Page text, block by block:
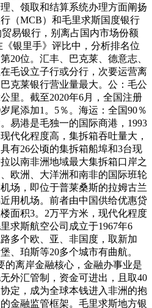
、领取和结算系统办理方面阐扬
（MCB）和毛里求斯国度银行
贸易银行，别离占国内市场份额
银里手》评比中，分析排名位
20位。汇丰、巴克莱、德意志、
毛设立子行或分行，次要运营离
克莱银行营业量最大。公：毛公
里。截至2020年6月，全国注册
尾添加1。5％。海运：全国90％
易港是毛独一的国际商港，1993
代化程度高，集拆箱吞吐量大，
有26公顷的集拆箱船埠和3台现
以南非洲地域最大集拆箱口岸之
欧洲、大洋洲和南非的国际班轮
场，即位于普莱桑斯的拉姆古兰
用机场。前者由中国供给优惠贷
面积3。2万平方米，现代化程度
求斯航空公司成立于1967年6
多个欧、亚、非国度，取新加
、珀斯等20多个城市有曲航。
的离岸金融核心，金融办事业是
外汇管制，资金可进出，且取40
定，成为全球本钱进入非洲的抱
金融监管框架。毛里求斯地方银